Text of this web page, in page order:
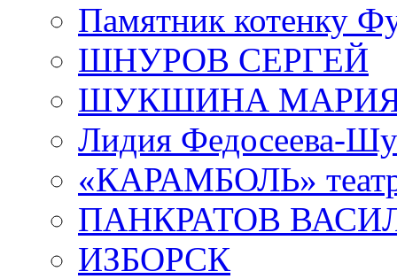
Памятник котенку
ШНУРОВ СЕРГЕЙ
ШУКШИНА
Лидия Федосеева-
«КАРАМБОЛЬ»
ПАНКРАТОВ
ИЗБОРСК